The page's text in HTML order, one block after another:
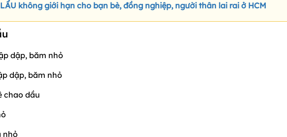
không giới hạn cho bạn bè, đồng nghiệp, người thân lai rai ở HCM
dập, băm nhỏ
dập, băm nhỏ
nhỏ